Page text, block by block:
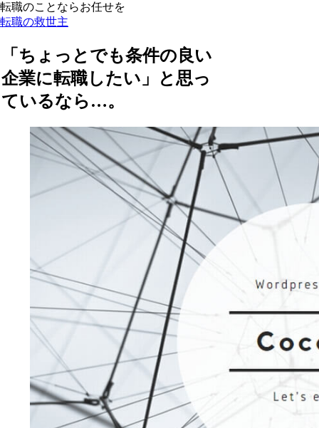
転職のことならお任せを
転職の救世主
「ちょっとでも条件の良い
企業に転職したい」と思っ
ているなら…。